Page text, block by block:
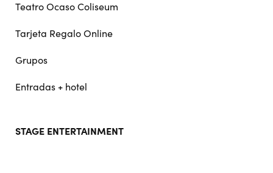
Teatro Ocaso Coliseum
Tarjeta Regalo Online
Grupos
Entradas + hotel
STAGE ENTERTAINMENT